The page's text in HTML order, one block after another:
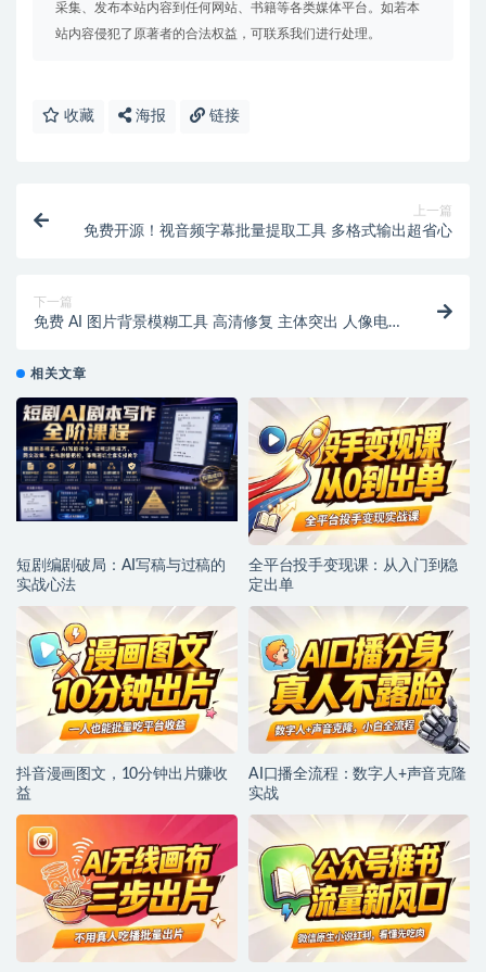
采集、发布本站内容到任何网站、书籍等各类媒体平台。如若本
站内容侵犯了原著者的合法权益，可联系我们进行处理。
收藏 海报 链接
上一篇
免费开源！视音频字幕批量提取工具 多格式输出超省心
下一篇
免费 AI 图片背景模糊工具 高清修复 主体突出 人像电
相关文章
短剧编剧破局：AI写稿与过稿的
实战心法
全平台投手变现课：从入门到稳
定出单
抖音漫画图文，10分钟出片赚收
益
AI口播全流程：数字人+声音克隆
实战